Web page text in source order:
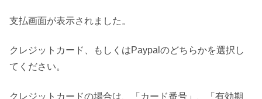
支払画面が表示されました。
クレジットカード、もしくはPaypalのどちらかを選択し
てください。
クレジットカードの場合は、「カード番号」、「有効期